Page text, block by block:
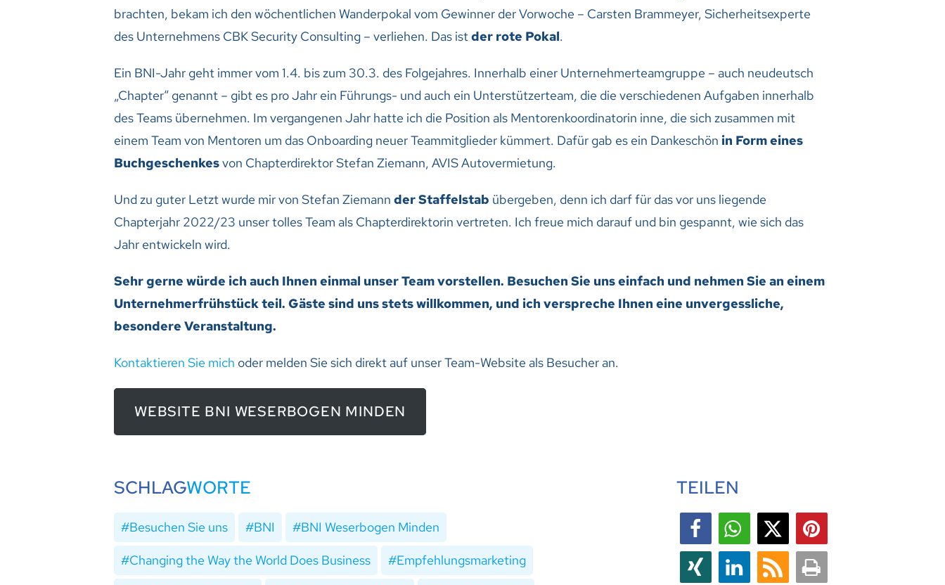
brachten, bekam ich den wöchentlichen Wanderpokal vom Gewinner der Vorwoche – Carsten Brammeyer, Sicherheitsexperte
des Unternehmens CBK Security Consulting – verliehen. Das istder rote Pokal.
Ein BNI-Jahr geht immer vom 1.4. bis zum 30.3. des Folgejahres. Innerhalb einer Unternehmerteamgruppe – auch neudeutsch
„Chapter“ genannt – gibt es pro Jahr ein Führungs- und auch ein Unterstützerteam, die die verschiedenen Aufgaben innerhalb
des Teams übernehmen. Im vergangenen Jahr hatte ich die Position als Mentorenkoordinatorin inne, die sich zusammen mit
einem Team von Mentoren um das Onboarding neuer Teammitglieder kümmert. Dafür gab es ein Dankeschön in Form eines
Buchgeschenkesvon Chapterdirektor Stefan Ziemann, AVIS Autovermietung.
Und zu guter Letzt wurde mir von Stefan Ziemann der Staffelstab übergeben, denn ich darf für das vor uns liegende
Chapterjahr 2022/23 unser tolles Team als Chapterdirektorin vertreten. Ich freue mich darauf und bin gespannt, wie sich das
Jahr entwickeln wird.
Sehr gerne würde ich auch Ihnen einmal unser Team vorstellen. Besuchen Sie uns einfach und nehmen Sie an einem
Unternehmerfrühstück teil. Gäste sind uns stets willkommen, und ich verspreche Ihnen eine unvergessliche,
besondere Veranstaltung.
Kontaktieren Sie mich oder melden Sie sich direkt auf unser Team-Website als Besucher an.
WEBSITE BNI WESERBOGEN MINDEN
SCHLAGWORTE
Besuchen Sie uns BNI BNI Weserbogen Minden
Changing the Way the World Does Business Empfehlungsmarketing
TEILEN